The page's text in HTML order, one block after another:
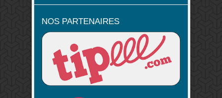
NOS PARTENAIRES